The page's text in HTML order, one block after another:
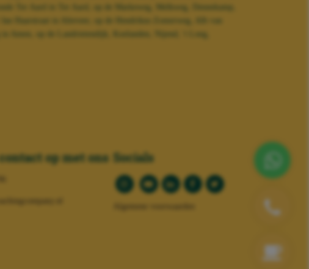
Haarstraat in Alteveer, op de Hendrikus Zomerweg, Alb van
Amen, op de Landrietendijk, Koelanden, Nijend, 't Loeg,
op met ons Socials